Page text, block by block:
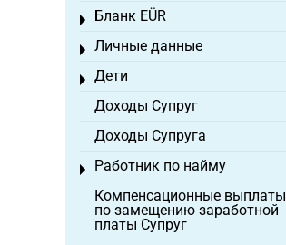
Бланк EÜR
Toggle menu
Личные данные
Toggle menu
Дети
Toggle menu
Доходы Супруг
Доходы Супруга
Работник по найму
Toggle menu
Компенсационные выплаты
по замещению заработной
платы Супруг